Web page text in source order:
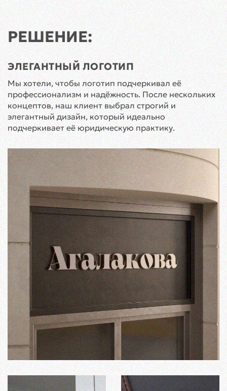
РЕШЕНИЕ:
ЭЛЕГАНТНЫЙ ЛОГОТИП
Мы хотели, чтобы логотип подчеркивал её
профессионализм и надёжность. После нескольких
концептов, наш клиент выбрал строгий и
элегантный дизайн, который идеально
подчеркивает её юридическую практику.